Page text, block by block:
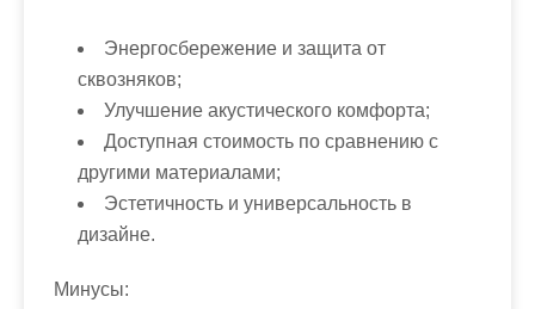
Энергосбережение и защита от
сквозняков;
Улучшение акустического комфорта;
Доступная стоимость по сравнению с
другими материалами;
Эстетичность и универсальность в
дизайне.
Минусы: